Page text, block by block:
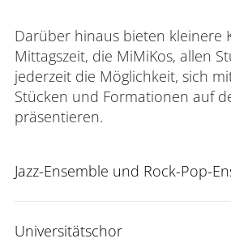
Darüber hinaus bieten kleinere
Mittagszeit, die MiMiKos, allen
jederzeit die Möglichkeit, sich
Stücken und Formationen auf
präsentieren.
Jazz-Ensemble und Rock-Pop-
Universitätschor